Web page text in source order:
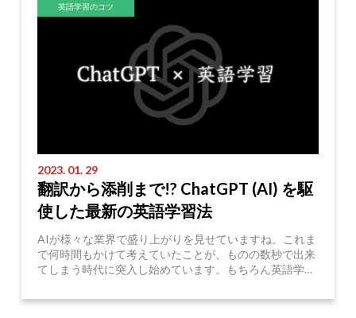
英語学習のコツ
2023. 01. 29
翻訳から添削まで!? ChatGPT (AI) を駆
使した最新の英語学習法
AIが様々な業界で盛り上がりを見せていますね。これま
で何時間もかけて考えていたことが、ものの数秒で出来
てしまう時代に突入し始めています。もちろん英語学習
の精度故 ...